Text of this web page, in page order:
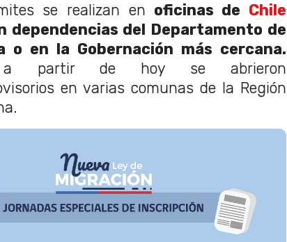
se realizan en oficinas de Chile
dependencias del Departamento de
o en la Gobernación más cercana.
a partir de hoy se abrieron
en varias comunas de la Región